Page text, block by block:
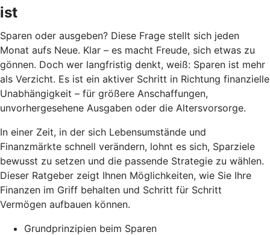
ist
Sparen oder ausgeben? Diese Frage stellt sich jeden
Monat aufs Neue. Klar – es macht Freude, sich etwas zu
gönnen. Doch wer langfristig denkt, weiß: Sparen ist mehr
als Verzicht. Es ist ein aktiver Schritt in Richtung finanzielle
Unabhängigkeit – für größere Anschaffungen,
unvorhergesehene Ausgaben oder die Altersvorsorge.
In einer Zeit, in der sich Lebensumstände und
Finanzmärkte schnell verändern, lohnt es sich, Sparziele
bewusst zu setzen und die passende Strategie zu wählen.
Dieser Ratgeber zeigt Ihnen Möglichkeiten, wie Sie Ihre
Finanzen im Griff behalten und Schritt für Schritt
Vermögen aufbauen können.
Grundprinzipien beim Sparen